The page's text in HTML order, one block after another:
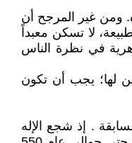
جميع آثار عهده. ومن غير المرجح أن
لا تسكن معبداً
في نظرة الناس
لها؛ يجب أن تكون
. إذ شجع الإله